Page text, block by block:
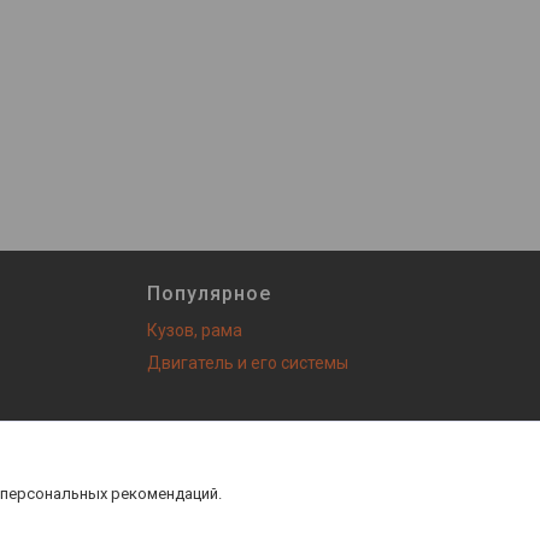
Популярное
Кузов, рама
Двигатель и его системы
рекомендаций.
|